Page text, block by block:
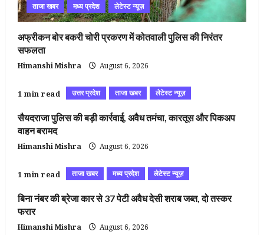
ताजा खबर मध्य प्रदेश लेटेस्ट न्यूज़
अफ्रीकन बोर बकरी चोरी प्रकरण में कोतवाली पुलिस की निरंतर
सफलता
Himanshi Mishra August 6, 2026
1 min read उत्तर प्रदेश ताजा खबर लेटेस्ट न्यूज़
सैयदराजा पुलिस की बड़ी कार्रवाई, अवैध तमंचा, कारतूस और पिकअप
वाहन बरामद
Himanshi Mishra August 6, 2026
1 min read ताजा खबर मध्य प्रदेश लेटेस्ट न्यूज़
बिना नंबर की ब्रेजा कार से 37 पेटी अवैध देसी शराब जब्त, दो तस्कर
फरार
Himanshi Mishra August 6, 2026